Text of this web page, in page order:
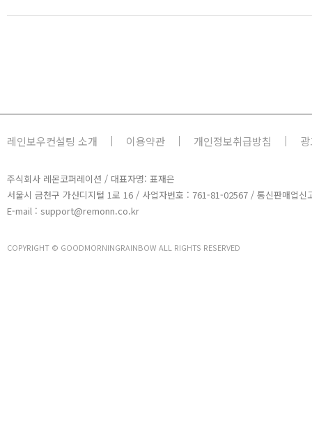
레인보우컨설팅 소개 이용약관 개인정보취급방침
주식회사 레몬코퍼레이션 / 대표자명: 표재은
서울시 금천구 가산디지털 1로 16 / 사업자번호 : 761-81-02567 / 통신판매업
E-mail : support@remonn.co.kr
COPYRIGHT © GOODMORNINGRAINBOW ALL RIGHTS RESERVED